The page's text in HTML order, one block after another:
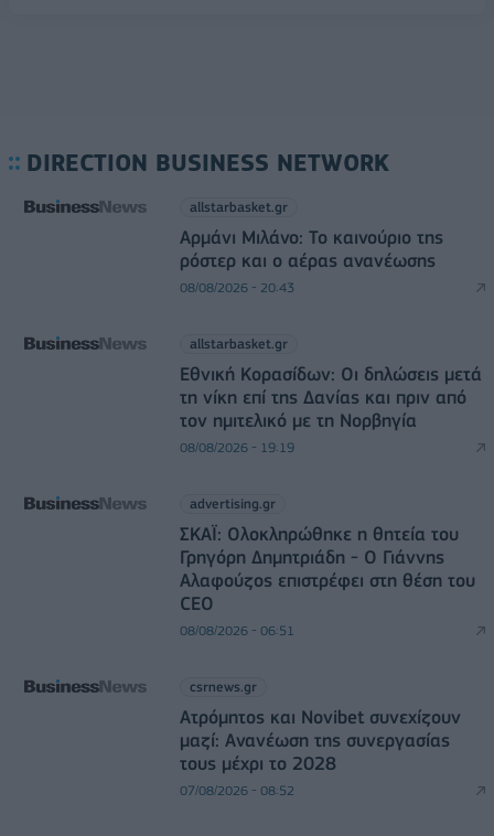
DIRECTION BUSINESS NETWORK
allstarbasket.gr
Αρμάνι Μιλάνο: Το καινούριο της
ρόστερ και ο αέρας ανανέωσης
08/08/2026 - 20:43
allstarbasket.gr
Εθνική Κορασίδων: Οι δηλώσεις μετά
τη νίκη επί της Δανίας και πριν από
τον ημιτελικό με τη Νορβηγία
08/08/2026 - 19:19
advertising.gr
ΣΚΑΪ: Ολοκληρώθηκε η θητεία του
Γρηγόρη Δημητριάδη - Ο Γιάννης
Αλαφούζος επιστρέφει στη θέση του
CEO
08/08/2026 - 06:51
csrnews.gr
Ατρόμητος και Novibet συνεχίζουν
μαζί: Ανανέωση της συνεργασίας
τους μέχρι το 2028
07/08/2026 - 08:52